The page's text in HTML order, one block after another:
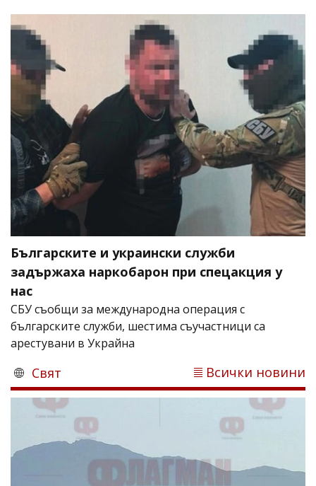
Българските и украински служби
задържаха наркобарон при спецакция у
нас
СБУ съобщи за международна операция с
българските служби, шестима съучастници са
арестувани в Украйна
Свят Всички новини